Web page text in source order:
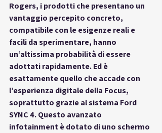
Rogers, i prodotti che presentano un
vantaggio percepito concreto,
compatibile con le esigenze reali e
facili da sperimentare, hanno
un’altissima probabilità di essere
adottati rapidamente. Ed è
esattamente quello che accade con
l’esperienza digitale della Focus,
soprattutto grazie al sistema Ford
SYNC 4. Questo avanzato
infotainment è dotato di uno schermo